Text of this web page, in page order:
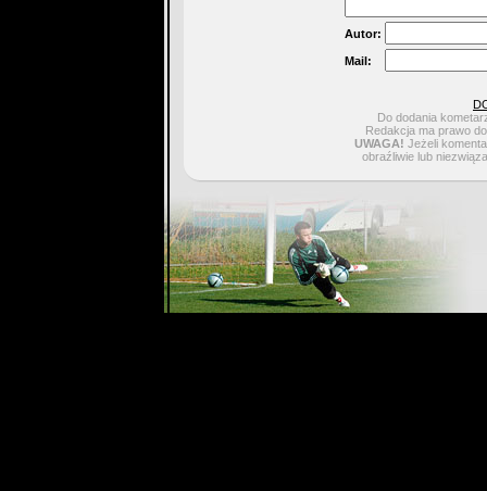
Autor:
Mail:
Do dodania
Redakcja ma prawo
UWAGA! Jeżeli
obraźliwie lub